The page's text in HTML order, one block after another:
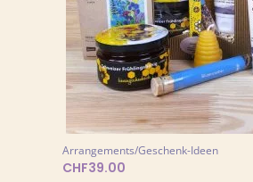
Arrangements/Geschenk-Ideen
CHF39.00